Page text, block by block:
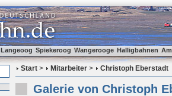
Langeoog Spiekeroog Wangerooge Halligbahnen
Start > Mitarbeiter > Christoph Eberstadt
Galerie von Christoph